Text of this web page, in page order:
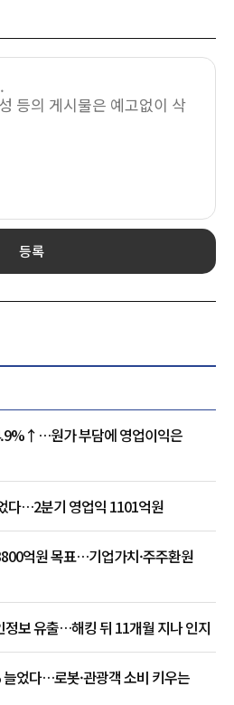
등록
원가 부담에 영업이익은
다…2분기 영업익 1101억원
억원 목표…기업가치·주주환원
보 유출…해킹 뒤 11개월 지나 인지
었다…로봇·관광객 소비 키우는